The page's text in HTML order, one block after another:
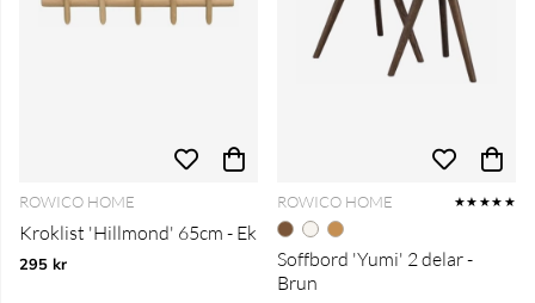
ROWICO HOME
Kroklist 'Hillmond' 65cm - Ek
295 kr
ROWICO HOME ★★★★★
Soffbord 'Yumi' 2 delar -
Brun